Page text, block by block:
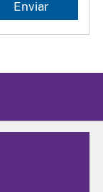
Enviar